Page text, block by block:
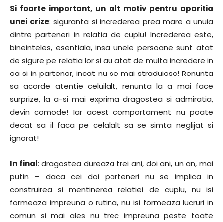
Si foarte important, un alt motiv pentru aparitia
unei crize: siguranta si increderea prea mare a unuia
dintre parteneri in relatia de cuplu! Increderea este,
bineinteles, esentiala, insa unele persoane sunt atat
de sigure pe relatia lor si au atat de multa incredere in
ea si in partener, incat nu se mai straduiesc! Renunta
sa acorde atentie celuilalt, renunta la a mai face
surprize, la a-si mai exprima dragostea si admiratia,
devin comode! Iar acest comportament nu poate
decat sa il faca pe celalalt sa se simta neglijat si
ignorat!
In final: dragostea dureaza trei ani, doi ani, un an, mai
putin – daca cei doi parteneri nu se implica in
construirea si mentinerea relatiei de cuplu, nu isi
formeaza impreuna o rutina, nu isi formeaza lucruri in
comun si mai ales nu trec impreuna peste toate